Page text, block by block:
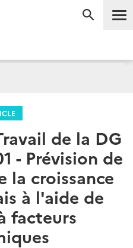
de la DG
- Prévision de
la croissance
à l'aide de
facteurs